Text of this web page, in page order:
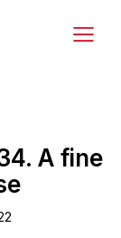
A fine